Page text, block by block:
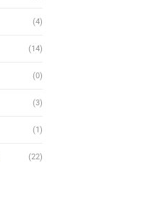
(4)
(14)
(0)
(3)
(1)
(22)